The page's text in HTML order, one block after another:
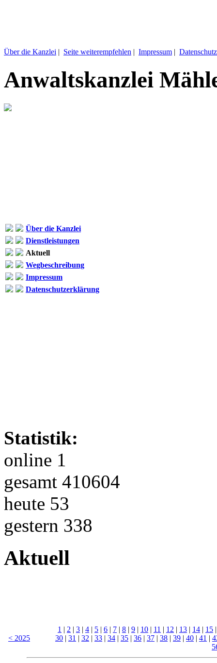
Über die Kanzlei | Seite weiterempfehlen | Impressum |
Anwaltskanzlei
Über die Kanzlei
Dienstleistungen
Aktuell
Wegbeschreibung
Impressum
Datenschutzerklärung
Statistik:
online 1
gesamt 410604
heute 53
gestern 338
Aktuell
< 2025
1 | 2 | 3 | 4 | 5 | 6 | 7 | 8 | 9 | 10 | 11 | 12 | 13 | 14 | 15
30 | 31 | 32 | 33 | 34 | 35 | 36 | 37 | 38 | 39 | 40 | 41 |